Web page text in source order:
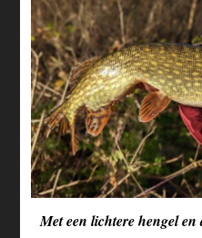
Met een lichtere hengel